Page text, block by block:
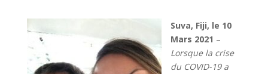
Suva, Fiji, le 10
Mars 2021 –
Lorsque la crise
du COVID-19 a